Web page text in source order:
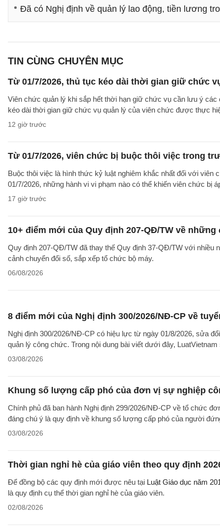
Đã có Nghị định về quản lý lao động, tiền lương
TIN CÙNG CHUYÊN MỤC
Từ 01/7/2026, thủ tục kéo dài thời gian giữ chức
Viên chức quản lý khi sắp hết thời hạn giữ chức vụ cần lưu ý
kéo dài thời gian giữ chức vụ quản lý của viên chức được thực
12 giờ trước
Từ 01/7/2026, viên chức bị buộc thôi việc trong
Buộc thôi việc là hình thức kỷ luật nghiêm khắc nhất đối với
01/7/2026, những hành vi vi phạm nào có thể khiến viên chức bị
17 giờ trước
10+ điểm mới của Quy định 207-QĐ/TW về
Quy định 207-QĐ/TW đã thay thế Quy định 37-QĐ/TW với
cảnh chuyển đổi số, sắp xếp tổ chức bộ máy.
06/08/2026
8 điểm mới của Nghị định 300/2026/NĐ-CP về
Nghị định 300/2026/NĐ-CP có hiệu lực từ ngày 01/8/2026, sửa
quản lý công chức. Trong nội dung bài viết dưới đây, LuatVietnam
03/08/2026
Khung số lượng cấp phó của đơn vị sự nghiệp
Chính phủ đã ban hành Nghị định 299/2026/NĐ-CP về tổ chức
đáng chú ý là quy định về khung số lượng cấp phó của người
03/08/2026
Thời gian nghỉ hè của giáo viên theo quy định
Để đồng bộ các quy định mới được nêu tại Luật Giáo dục năm
là quy định cụ thể thời gian nghỉ hè của giáo viên.
02/08/2026